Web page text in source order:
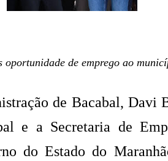
de emprego ao
de Bacabal, Davi
e a Secretaria de
do Estado do